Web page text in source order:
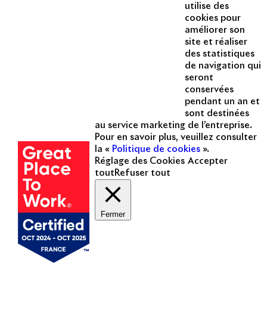
utilise des
cookies pour
améliorer son
site et réaliser
des statistiques
de navigation qui
seront
conservées
pendant un an et
sont destinées
au service marketing de l’entreprise.
Pour en savoir plus, veuillez consulter
la « Politique de cookies ».
Réglage des Cookies Accepter
tout Refuser tout
Fermer